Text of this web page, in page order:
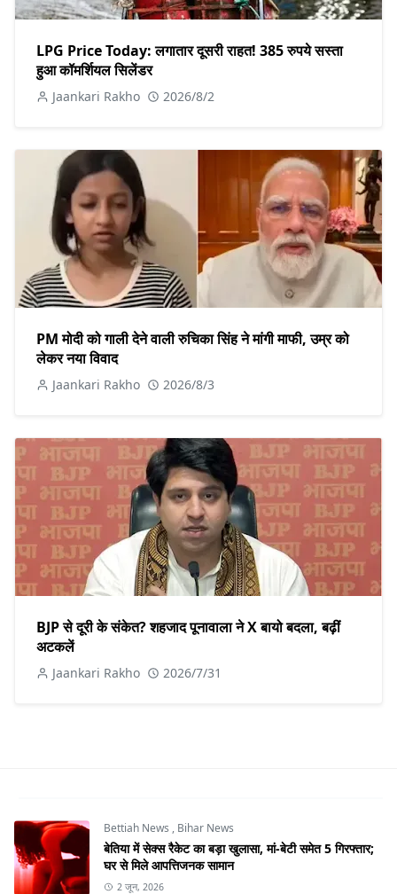
LPG Price Today: लगातार दूसरी राहत! 385 रुपये सस्ता
हुआ कॉमर्शियल सिलेंडर
Jaankari Rakho 2026/8/2
PM मोदी को गाली देने वाली रुचिका सिंह ने मांगी माफी, उम्र को
लेकर नया विवाद
Jaankari Rakho 2026/8/3
BJP से दूरी के संकेत? शहजाद पूनावाला ने X बायो बदला, बढ़ीं
अटकलें
Jaankari Rakho 2026/7/31
Bettiah News , Bihar News
बेतिया में सेक्स रैकेट का बड़ा खुलासा, मां-बेटी समेत 5 गिरफ्तार;
घर से मिले आपत्तिजनक सामान
2 जून, 2026